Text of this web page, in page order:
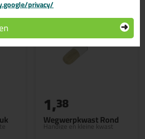
Wegwerpkwast Rond
Handige en kleine kwast
1,38
privacy/